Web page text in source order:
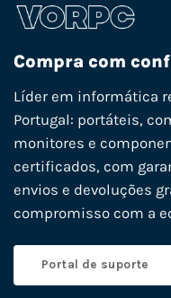
Compra com
Líder em informática
Portugal: portáteis,
monitores e
certificados, com
envios e devoluções
compromisso com a
Portal de suporte